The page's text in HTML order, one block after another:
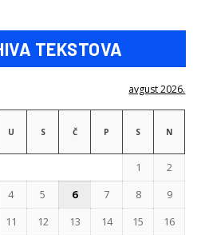
TEKSTOVA
avgust 2026.
U S Č P S N
1
2
4 5 6 7 8
9
11 12 13 14 15
16